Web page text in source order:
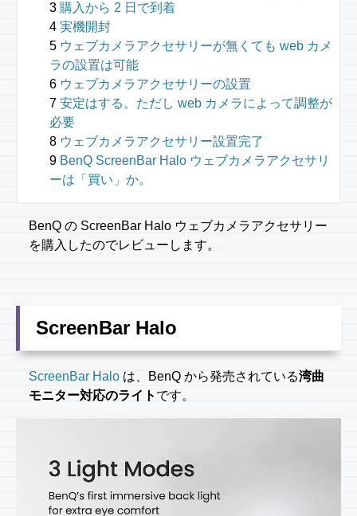
購入から 2 日で到着
実機開封
ウェブカメラアクセサリーが無くても web カメ
ラの設置は可能
ウェブカメラアクセサリーの設置
安定はする。ただし web カメラによって調整が
必要
ウェブカメラアクセサリー設置完了
BenQ ScreenBar Halo ウェブカメラアクセサリ
ーは「買い」か。
BenQ の ScreenBar Halo ウェブカメラアクセサリー
を購入したのでレビューします。
ScreenBar Halo
ScreenBar Halo は、BenQ から発売されている湾曲
モニター対応のライト です。